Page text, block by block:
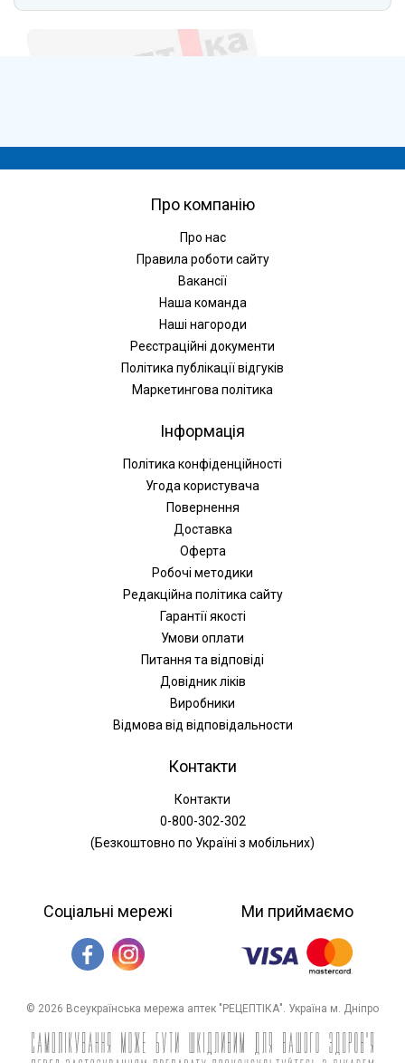
Про компанію
Про нас
Правила роботи сайту
Вакансії
Наша команда
Наші нагороди
Реєстраційні документи
Політика публікації відгуків
Маркетингова політика
Інформація
Політика конфіденційності
Угода користувача
Повернення
Доставка
Оферта
Робочі методики
Редакційна політика сайту
Гарантії якості
Умови оплати
Питання та відповіді
Довідник ліків
Виробники
Відмова від відповідальности
Контакти
Контакти
0-800-302-302
(Безкоштовно по Україні з мобільних)
Соціальні мережі Ми приймаємо
© 2026 Всеукраїнська мережа аптек "РЕЦЕПТІКА". Україна м. Дніпро